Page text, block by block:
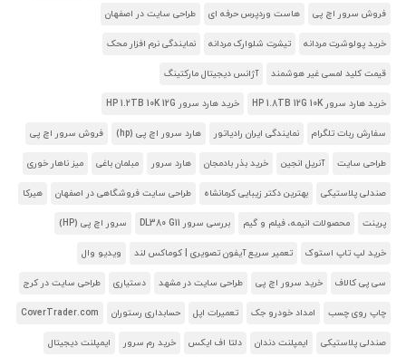
فروش سرور اچ پی هاست وردپرس حرفه ای طراحی سایت در اصفهان
خرید پولوشرت مردانه تیشرت شلوارک مردانه نمایندگی نرم افزار محک
قیمت کلید لمسی غیر هوشمند آژانس دیجیتال مارکتینگ
خرید هارد سرور HP 1.8TB 12G 10K خرید هارد سرور HP 1.2TB 10K 12G
سفارش ربات تلگرام نمایندگی ایران رادیاتور هارد سرور اچ پی (hp) فروش سرور اچ پی
طراحی سایت آنریل انجین خرید بذر بادمجان هارد سرور مبلمان باغی میز ناهار خوری
صندلی پلاستیکی بهترین دکتر زیبایی کرمانشاه طراحی سایت فروشگاهی در اصفهان هیرکا
پرینت محصولات انیمه، فیلم و گیم بررسی سرور DL380 G11 سرور اچ پی (HP)
خرید لپ تاپ استوک تعمیر سریع آیفون تصویری | کوماکس لند ویدیو وال
سی پی کالاف خرید سرور اچ پی طراحی سایت در مشهد دستیاری طراحی سایت در کرج
چاپ روی چسب امداد خودرو جک تعمیرات اپل حسابداری رستوران CoverTrader.com
صندلی پلاستیکی ایمپلنت دندان دلتا اف ایکس خرید رم سرور ایمپلنت دیجیتال